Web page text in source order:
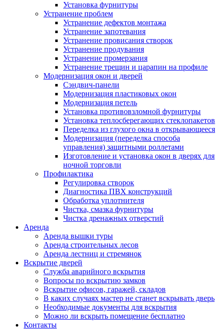
Установка фурнитуры
Устранение проблем
Устранение дефектов монтажа
Устранение запотевания
Устранение провисания створок
Устранение продувания
Устранение промерзания
Устранение трещин и царапин на профиле
Модернизация окон и дверей
Сэндвич-панели
Модернизация пластиковых окон
Модернизация петель
Установка противовзломной фурнитуры
Установка теплосберегающих стеклопакетов
Переделка из глухого окна в открывающееся
Модернизация (переделка способа
управления) защитными роллетами
Изготовление и установка окон в дверях для
ночной торговли
Профилактика
Регулировка створок
Диагностика ПВХ конструкций
Обработка уплотнителя
Чистка, смазка фурнитуры
Чистка дренажных отверстий
Аренда
Аренда вышки туры
Аренда строительных лесов
Аренда лестниц и стремянок
Вскрытие дверей
Служба аварийного вскрытия
Вопросы по вскрытию замков
Вскрытие офисов, гаражей, складов
В каких случаях мастер не станет вскрывать дверь
Необходимые документы для вскрытия
Можно ли вскрыть помещение бесплатно
Контакты